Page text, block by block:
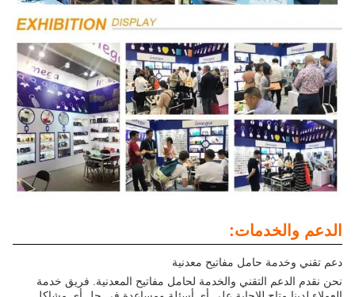
الدعم والخدمات:
دعم تقني وخدمة حامل مفاتيح معدنية
نحن نقدم الدعم التقني والخدمة لحامل مفاتيح المعدنية. فريق خدمة